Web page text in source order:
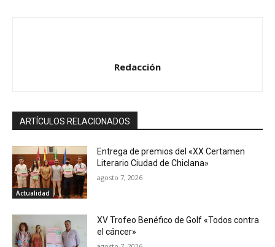
Redacción
ARTÍCULOS RELACIONADOS
Actualidad
Entrega de premios del «XX Certamen
Literario Ciudad de Chiclana»
agosto 7, 2026
XV Trofeo Benéfico de Golf «Todos contra
el cáncer»